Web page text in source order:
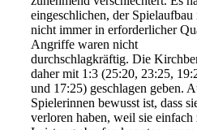
eingeschlichen, der Spielaufbau
nicht immer in erforderlicher
Angriffe waren nicht
durchschlagkräftig. Die
daher mit 1:3 (25:20, 23:25,
und 17:25) geschlagen geben.
Spielerinnen bewusst ist, dass
verloren haben, weil sie